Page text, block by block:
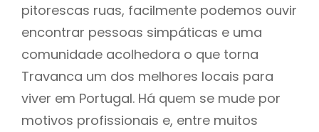
pitorescas ruas, facilmente podemos ouvir
encontrar pessoas simpáticas e uma
comunidade acolhedora o que torna
Travanca um dos melhores locais para
viver em Portugal. Há quem se mude por
motivos profissionais e, entre muitos